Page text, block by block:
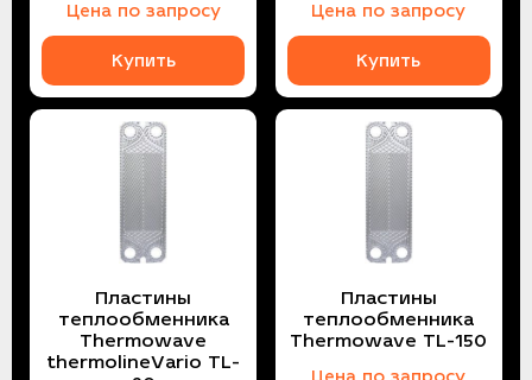
Цена по запросу
Купить
Цена по запросу
Купить
Пластины
теплообменника
Thermowave
thermolineVario TL-
Пластины
теплообменника
Thermowave TL-150